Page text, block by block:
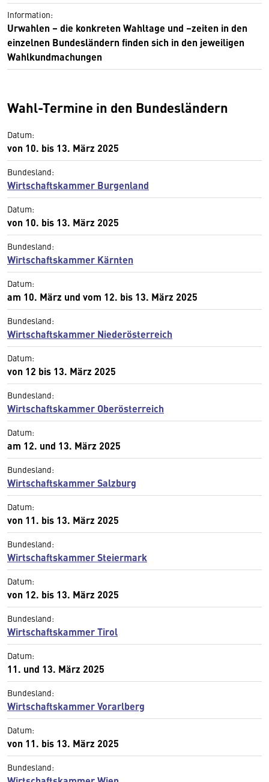
Information:
Urwahlen – die konkreten Wahltage und –zeiten in den
einzelnen Bundesländern finden sich in den jeweiligen
Wahlkundmachungen
Wahl-Termine in den Bundesländern
Datum:
von 10. bis 13. März 2025
Bundesland:
Wirtschaftskammer Burgenland
Datum:
von 10. bis 13. März 2025
Bundesland:
Wirtschaftskammer Kärnten
Datum:
am 10. März und vom 12. bis 13. März 2025
Bundesland:
Wirtschaftskammer Niederösterreich
Datum:
von 12 bis 13. März 2025
Bundesland:
Wirtschaftskammer Oberösterreich
Datum:
am 12. und 13. März 2025
Bundesland:
Wirtschaftskammer Salzburg
Datum:
von 11. bis 13. März 2025
Bundesland:
Wirtschaftskammer Steiermark
Datum:
von 12. bis 13. März 2025
Bundesland:
Wirtschaftskammer Tirol
Datum:
11. und 13. März 2025
Bundesland:
Wirtschaftskammer Vorarlberg
Datum:
von 11. bis 13. März 2025
Bundesland: